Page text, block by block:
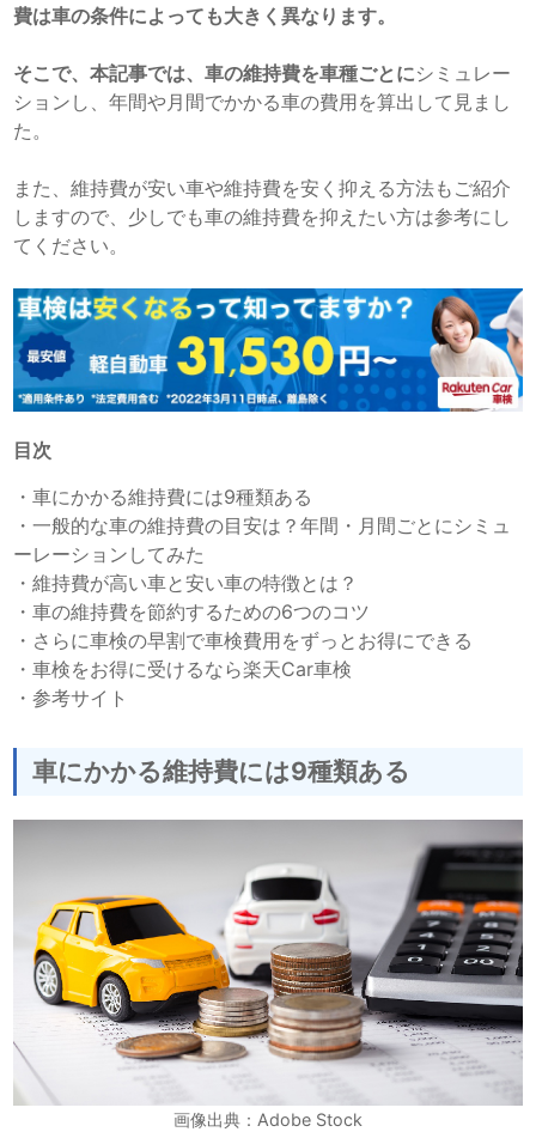
費は車の条件によっても大きく異なります。
そこで、本記事では、車の維持費を車種ごとにシミュレー
ションし、年間や月間でかかる車の費用を算出して見まし
た。
また、維持費が安い車や維持費を安く抑える方法もご紹介
しますので、少しでも車の維持費を抑えたい方は参考にし
てください。
目次
・車にかかる維持費には9種類ある
・一般的な車の維持費の目安は？年間・月間ごとにシミュ
ーレーションしてみた
・維持費が高い車と安い車の特徴とは？
・車の維持費を節約するための6つのコツ
・ さらに車検の早割で車検費用をずっとお得にできる
・車検をお得に受けるなら楽天Car車検
・参考サイト
車にかかる維持費には9種類ある
画像出典：Adobe Stock